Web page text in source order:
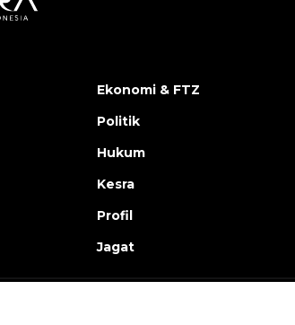
Ekonomi & FTZ
Politik
Hukum
Kesra
Profil
Jagat